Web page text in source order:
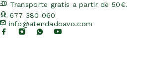
Transporte gratis a partir de 50€.
677 380 060
info@atendadoavo.com